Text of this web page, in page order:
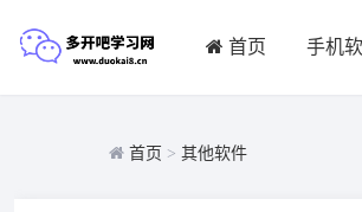
首页 手机
首页 > 其他软件